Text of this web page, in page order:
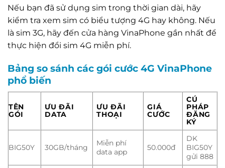
Nếu bạn đã sử dụng sim trong thời gian dài, hãy
kiểm tra xem sim có biểu tượng 4G hay không. Nếu
là sim 3G, hãy đến cửa hàng VinaPhone gần nhất để
thực hiện đổi sim 4G miễn phí.
Bảng so sánh các gói cước 4G VinaPhone
phổ biến
TÊN
GÓI
ƯU ĐÃI
DATA
ƯU ĐÃI
THOẠI
GIÁ
CƯỚC
CÚ
PHÁP
ĐĂNG
KÝ
BIG50Y 30GB/tháng
Miễn phí
data app
50.000đ
DK
BIG50Y
gửi 888